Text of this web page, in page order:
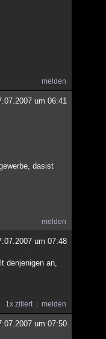
melden
um 06:41
dasist
melden
um 07:48
denjenigen an,
1x zitiert melden
um 07:50